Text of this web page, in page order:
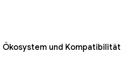
Ökosystem und Kompatibilität